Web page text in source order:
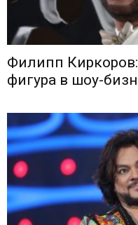
Филипп
фигура в шоу-